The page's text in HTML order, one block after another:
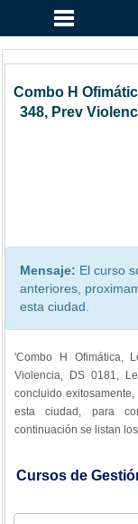
Combo H
348, Prev
Mensaje: El curso
anteriores,
esta ciudad.
'Combo H Ofimática,
Violencia, DS 0181,
concluido
esta ciudad, para
continuación se listan
Cursos de